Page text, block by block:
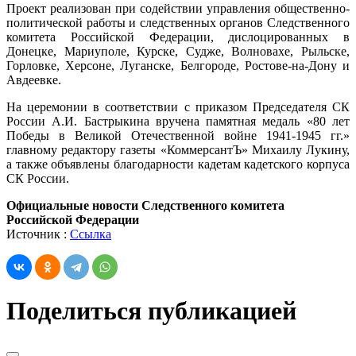
Проект реализован при содействии управления общественно-
политической работы и следственных органов Следственного
комитета Российской Федерации, дислоцированных в
Донецке, Мариуполе, Курске, Судже, Волновахе, Рыльске,
Горловке, Херсоне, Луганске, Белгороде, Ростове-на-Дону и
Авдеевке.
На церемонии в соответствии с приказом Председателя СК
России А.И. Бастрыкина вручена памятная медаль «80 лет
Победы в Великой Отечественной войне 1941-1945 гг.»
главному редактору газеты «КоммерсантЪ» Михаилу Лукину,
а также объявлены благодарности кадетам кадетского корпуса
СК России.
Официальные новости Следственного комитета
Российской Федерации
Источник : Ссылка
Поделиться публикацией